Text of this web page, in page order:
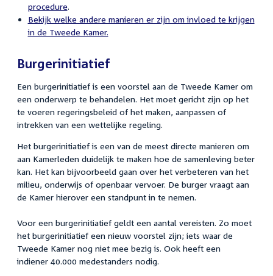
procedure.
Bekijk welke andere manieren er zijn om invloed te krijgen
in de Tweede Kamer.
Burgerinitiatief
Een burgerinitiatief is een voorstel aan de Tweede Kamer om
een onderwerp te behandelen. Het moet gericht zijn op het
te voeren regeringsbeleid of het maken, aanpassen of
intrekken van een wettelijke regeling.
Het burgerinitiatief is een van de meest directe manieren om
aan Kamerleden duidelijk te maken hoe de samenleving beter
kan. Het kan bijvoorbeeld gaan over het verbeteren van het
milieu, onderwijs of openbaar vervoer. De burger vraagt aan
de Kamer hierover een standpunt in te nemen.
Voor een burgerinitiatief geldt een aantal vereisten. Zo moet
het burgerinitiatief een nieuw voorstel zijn; iets waar de
Tweede Kamer nog niet mee bezig is. Ook heeft een
indiener 40.000 medestanders nodig.